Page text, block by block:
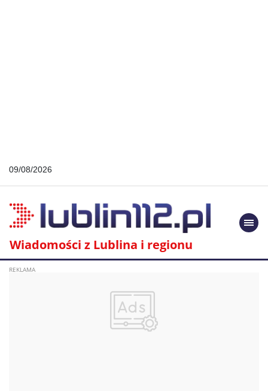
09/08/2026
Wiadomości z Lublina i regionu